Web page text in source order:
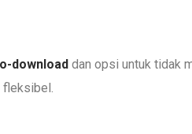
download dan opsi untuk tidak
fleksibel.